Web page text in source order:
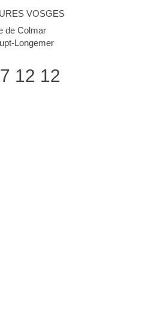
VOSGES
de Colmar
Longemer
12 12